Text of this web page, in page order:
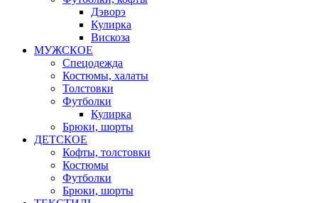
Дэворэ
Кулирка
Вискоза
МУЖСКОЕ
Спецодежда
Костюмы, халаты
Толстовки
Футболки
Кулирка
Брюки, шорты
ДЕТСКОЕ
Кофты, толстовки
Костюмы
Футболки
Брюки, шорты